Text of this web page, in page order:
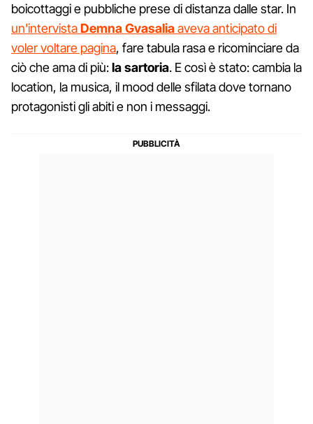
boicottaggi e pubbliche prese di distanza dalle star. In
un'intervistaDemna Gvasaliaaveva anticipato di
voler voltare pagina, fare tabula rasa e ricominciare da
ciò che ama di più:la sartoria. E così è stato: cambia la
location, la musica, il mood delle sfilata dove tornano
protagonisti gli abiti e non i messaggi.